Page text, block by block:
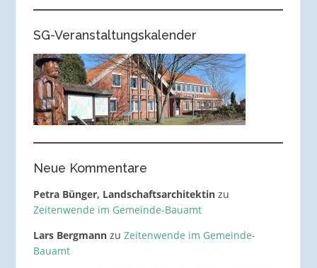
SG-Veranstaltungskalender
Neue Kommentare
Petra Bünger, Landschaftsarchitektinzu
Zeitenwende im Gemeinde-Bauamt
Lars Bergmannzu Zeitenwende im Gemeinde-
Bauamt